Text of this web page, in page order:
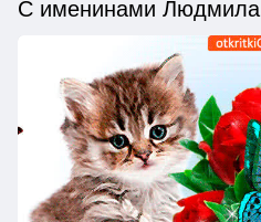
С именинами Людмила